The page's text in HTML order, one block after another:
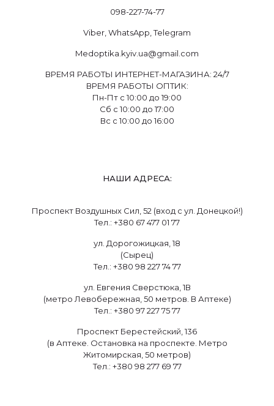
098-227-74-77
Viber, WhatsApp, Telegram
Medoptika.kyiv.ua@gmail.com
ВРЕМЯ РАБОТЫ ИНТЕРНЕТ-МАГАЗИНА: 24/7
ВРЕМЯ РАБОТЫ ОПТИК:
Пн-Пт с 10:00 до 19:00
Сб с 10:00 до 17:00
Вс с 10:00 до 16:00
НАШИ АДРЕСА:
Проспект Воздушных Сил, 52 (вход с ул. Донецкой!)
Тел.: +380 67 477 01 77
ул. Дорогожицкая, 18
(Сырец)
Тел.: +380 98 227 74 77
ул. Евгения Сверстюка, 1В
(метро Левобережная, 50 метров. В Аптеке)
Тел.: +380 97 227 75 77
Проспект Берестейский, 136
(в Аптеке. Остановка на проспекте. Метро
Житомирская, 50 метров)
Тел.: +380 98 277 69 77